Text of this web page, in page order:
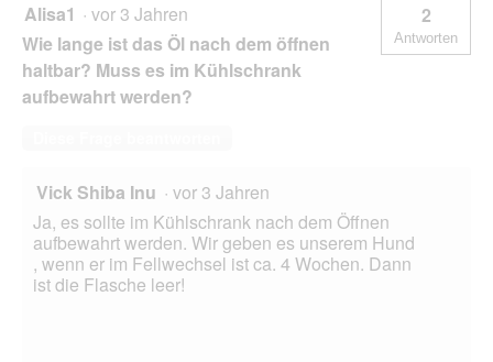
Alisa1 · vor 3 Jahren
Wie lange ist das Öl nach dem öffnen
haltbar? Muss es im Kühlschrank
aufbewahrt werden?
2
Antworten
Vick Shiba Inu · vor 3 Jahren
Ja, es sollte im Kühlschrank nach dem Öffnen
aufbewahrt werden. Wir geben es unserem Hund
, wenn er im Fellwechsel ist ca. 4 Wochen. Dann
ist die Flasche leer!